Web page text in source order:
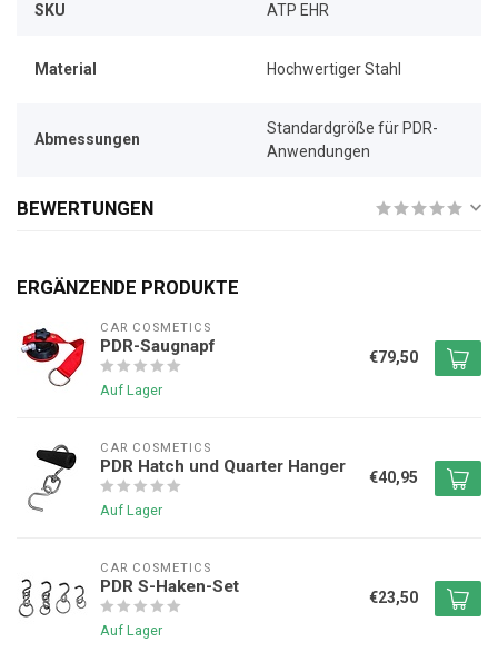
SKU ATP EHR
Material Hochwertiger Stahl
Abmessungen
Standardgröße für PDR-
Anwendungen
BEWERTUNGEN
ERGÄNZENDE PRODUKTE
CAR COSMETICS
PDR-Saugnapf
Auf Lager
€79,50
CAR COSMETICS
PDR Hatch und Quarter Hanger
Auf Lager
€40,95
CAR COSMETICS
PDR S-Haken-Set
Auf Lager
€23,50